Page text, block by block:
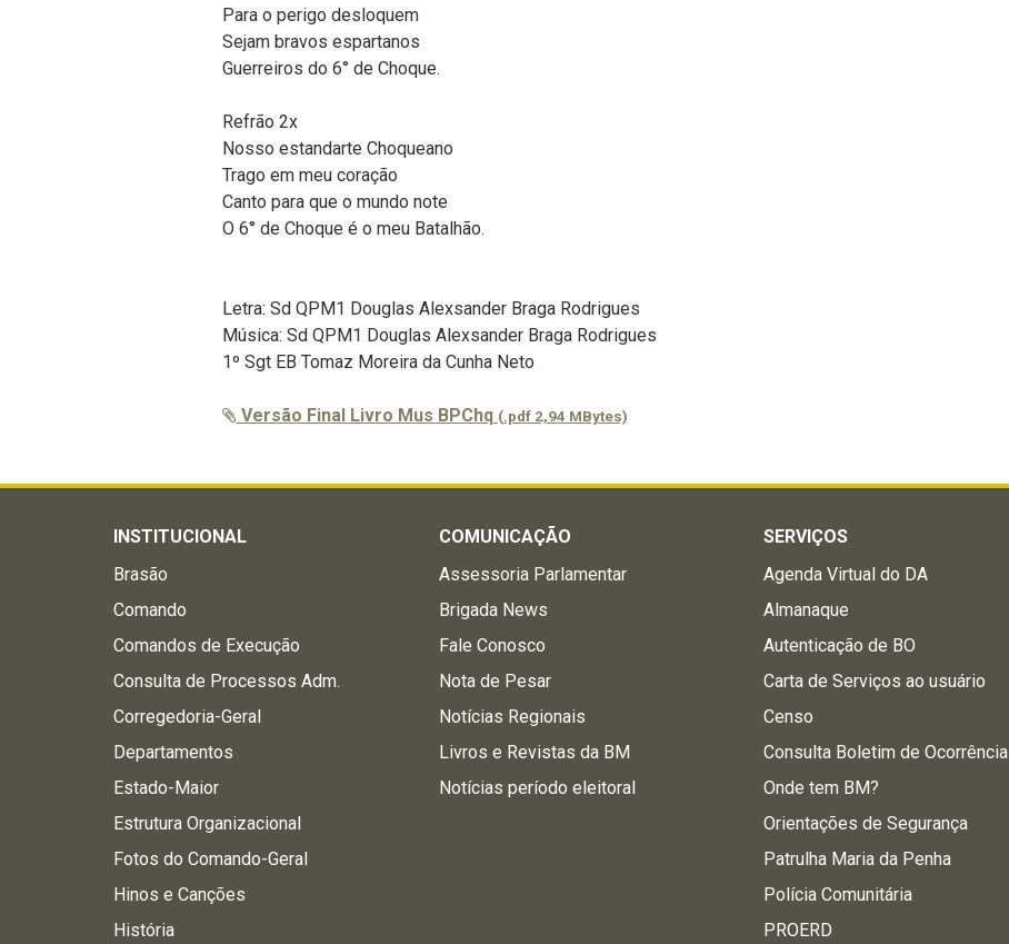
Para o perigo desloquem
Sejam bravos espartanos
Guerreiros do 6° de Choque.
Refrão 2x
Nosso estandarte Choqueano
Trago em meu coração
Canto para que o mundo note
O 6° de Choque é o meu Batalhão.
Letra: Sd QPM1 Douglas Alexsander Braga Rodrigues
Música: Sd QPM1 Douglas Alexsander Braga Rodrigues
1º Sgt EB Tomaz Moreira da Cunha Neto
Versão Final Livro Mus BPChq (.pdf 2,94 MBytes)
INSTITUCIONAL
Brasão
Comando
Comandos de Execução
Consulta de Processos Adm.
Corregedoria-Geral
Departamentos
Estado-Maior
Estrutura Organizacional
Fotos do Comando-Geral
Hinos e Canções
História
COMUNICAÇÃO
Assessoria Parlamentar
Brigada News
Fale Conosco
Nota de Pesar
Notícias Regionais
Livros e Revistas da BM
Notícias período eleitoral
SERVIÇOS
Agenda Virtual do DA
Almanaque
Autenticação de BO
Carta de Serviços ao usuário
Censo
Consulta Boletim de Ocorrência
Onde tem BM?
Orientações de Segurança
Patrulha Maria da Penha
Polícia Comunitária
PROERD